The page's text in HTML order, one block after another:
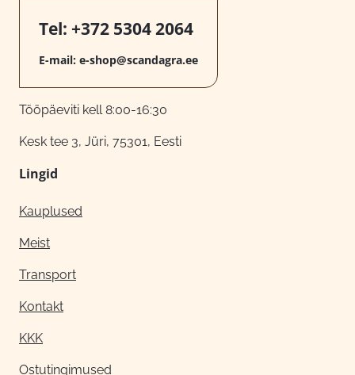
Tel: +372 5304 2064
E-mail: e-shop@scandagra.ee
Tööpäeviti kell 8:00-16:30
Kesk tee 3, Jüri, 75301, Eesti
Lingid
Kauplused
Meist
Transport
Kontakt
KKK
Ostutingimused